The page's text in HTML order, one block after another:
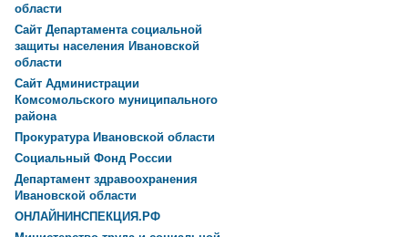
области
Сайт Департамента социальной
защиты населения Ивановской
области
Сайт Администрации
Комсомольского муниципального
района
Прокуратура Ивановской области
Социальный Фонд России
Департамент здравоохранения
Ивановской области
ОНЛАЙНИНСПЕКЦИЯ.РФ